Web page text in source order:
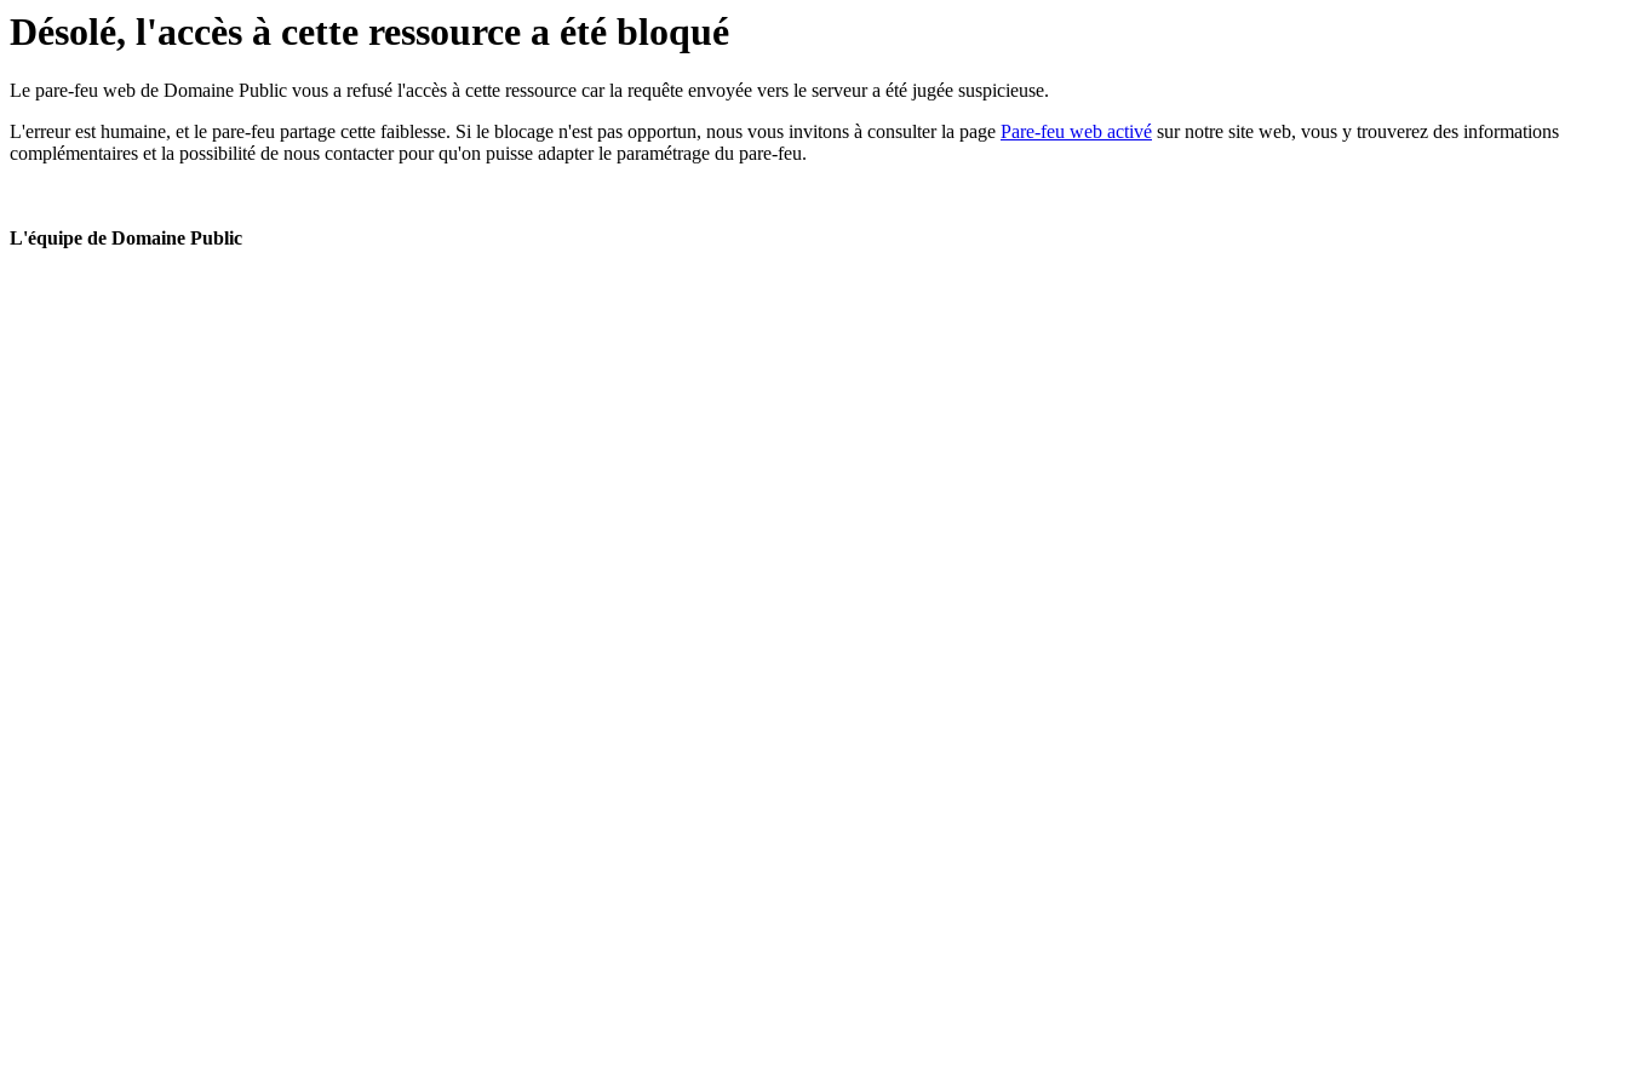
Désolé, l'accès à cette ressource a été bloqué
Le pare-feu web de Domaine Public vous a refusé l'accès à cette ressource car la requête envoyée vers le serveur a été jugée suspicieuse.
L'erreur est humaine, et le pare-feu partage cette faiblesse. Si le blocage n'est pas opportun, nous vous invitons à consulter la page Pare-feu web activé sur notre site web, vous y trouverez des informations
complémentaires et la possibilité de nous contacter pour qu'on puisse adapter le paramétrage du pare-feu.
L'équipe de Domaine Public